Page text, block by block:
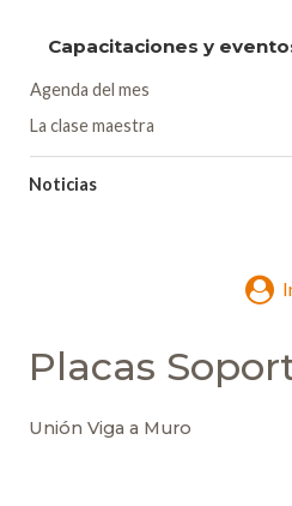
Capacitaciones y
Agenda del mes
La clase maestra
Noticias
Placas
Unión Viga a Muro